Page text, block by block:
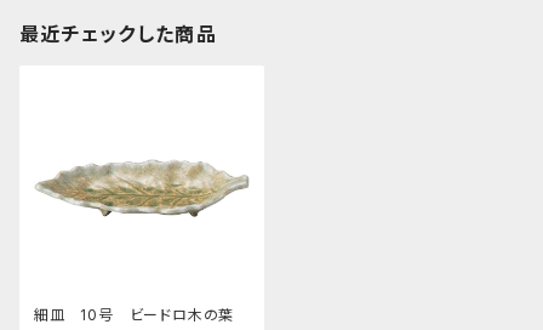
最近チェックした商品
細皿 10号 ビードロ木の葉